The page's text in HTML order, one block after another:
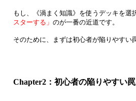
もし、《渦まく知識》を使うデッキを
スターする」 のが一番の近道です。
そのために、まずは初心者が陥りやすい
Chapter2：初心者の陥りやすい罠